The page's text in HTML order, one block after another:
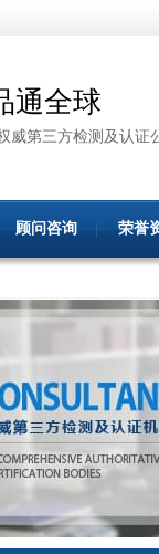
通全球
威第三方检测及认证
顾问咨询 荣誉